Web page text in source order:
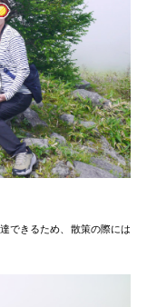
できるため、散策の際には